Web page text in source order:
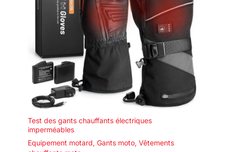
Test des gants chauffants électriques
imperméables
Equipement motard, Gants moto, Vêtements